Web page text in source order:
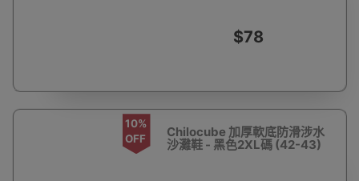
$78
10%
OFF
Chilocube 加厚軟底防滑涉水
沙灘鞋 - 黑色2XL碼 (42-43)